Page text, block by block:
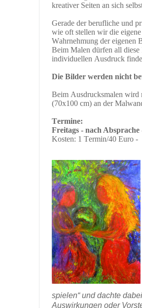
kreativer Seiten an sich
Gerade der berufliche und
wie oft stellen wir die
Wahrnehmung der eigenen
Beim Malen dürfen all
individuellen Ausdruck
Die Bilder werden nicht
Beim Ausdrucksmalen wird
(70x100 cm) an der
Termine:
Freitags - nach
Kosten: 1 Termin/40 Euro
spielen“ und dachte
Auswirkungen oder